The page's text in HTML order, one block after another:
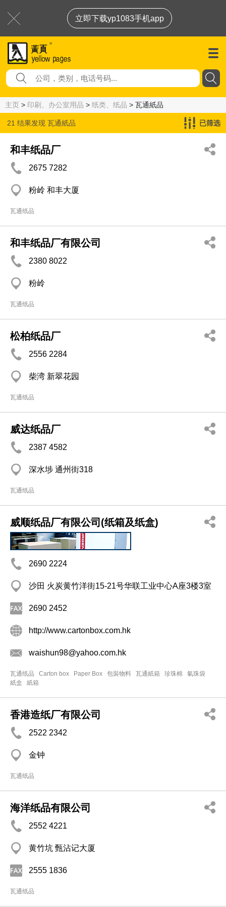
立即下载yp1083手机app
主页 > 印刷、办公室用品 > 纸类、纸品 > 瓦通紙品
21 结果发现 瓦通紙品 已筛选
和丰纸品厂
2675 7282
粉岭 和丰大厦
瓦通纸品
和丰纸品厂有限公司
2380 8022
粉岭
瓦通纸品
松柏纸品厂
2556 2284
柴湾 新翠花园
瓦通纸品
威达纸品厂
2387 4582
深水埗 通州街318
瓦通纸品
威顺纸品厂有限公司(纸箱及纸盒)
2690 2224
沙田 火炭黄竹洋街15-21号华联工业中心A座3楼3室
2690 2452
http://www.cartonbox.com.hk
waishun98@yahoo.com.hk
瓦通纸品 Carton box Paper Box 包裝物料 瓦通紙箱 珍珠棉
氣珠袋
紙盒
紙箱
香港造纸厂有限公司
2522 2342
金钟
瓦通纸品
海洋纸品有限公司
2552 4221
黄竹坑 甄沾记大厦
2555 1836
瓦通纸品